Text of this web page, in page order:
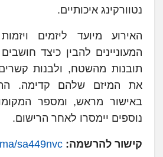
נטוורקינג איכותיים.
האירוע מיועד ליזמים
המעוניינים להבין כיצד
תובנות מהשטח, ולבנות
את המיזם שלהם קדימה.
באישור מראש, ומספר
נוספים יימסרו לאחר הרישום.
קישור להרשמה: sa449nvc